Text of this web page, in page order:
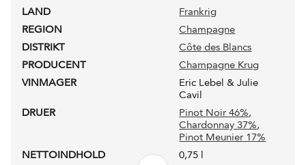
LAND
Frankrig
REGION
Champagne
DISTRIKT
Côte des Blancs
PRODUCENT
Champagne Krug
VINMAGER
Eric Lebel & Julie
Cavil
DRUER
Pinot Noir 46%,
Chardonnay 37%,
Pinot Meunier 17%
NETTOINDHOLD
0,75 l